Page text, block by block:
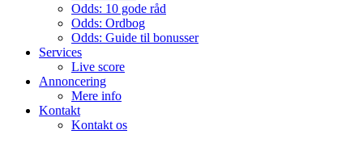
Odds: 10 gode råd
Odds: Ordbog
Odds: Guide til bonusser
Services
Live score
Annoncering
Mere info
Kontakt
Kontakt os